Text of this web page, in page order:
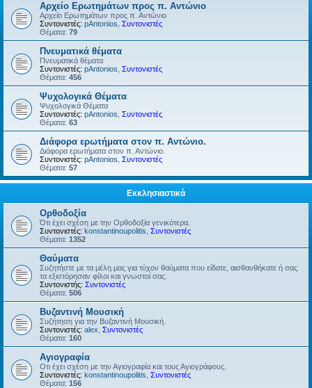
Αρχείο Ερωτημάτων προς π. Αντώνιο
Αρχείο Ερωτημάτων προς π. Αντώνιο
Συντονιστές: pAntonios Συντονιστές
Θέματα: 79
Πνευματικά θέματα
Πνευματικά θέματα
Συντονιστές: pAntonios Συντονιστές
Θέματα: 456
Ψυχολογικά Θέματα
Ψυχολογικά Θέματα
Συντονιστές: pAntonios Συντονιστές
Θέματα: 63
Διάφορα ερωτήματα στον π. Αντώνιο.
Διάφορα ερωτήματα στον π. Αντώνιο.
Συντονιστές: pAntonios Συντονιστές
Θέματα: 57
Εκκλησιαστικά
Ορθοδοξία
Ότι έχει σχέση με την Ορθοδοξία γενικότερα.
Συντονιστές: konstantinoupolitis Συντονιστές
Θέματα: 1352
Θαύματα
Συζητήστε με τα μέλη μας για τύχον θαύματα που είδατε, αισθανθήκατε ή σας
τα εξιστόρησαν φίλοι και γνωστοί σας.
Συντονιστής: Συντονιστές
Θέματα: 506
Βυζαντινή Μουσική
Συζήτηση για την Βυζαντινή Μουσική.
Συντονιστές: alex Συντονιστές
Θέματα: 160
Αγιογραφία
Οτι έχει σχέση με την Αγιογραφία και τους Αγιογράφους.
Συντονιστές: konstantinoupolitis Συντονιστές
Θέματα: 156